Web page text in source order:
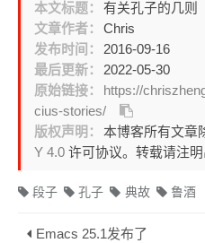
本文标题：
有关孔子的几则
文章作者：
Chris
发布时间：
2016-09-16
最后更新：
2022-05-30
原始链接：
https://
cius-stories/
版权声明：
本博客所有文章
Y 4.0许可协议。转载请注明
段子 孔子 典故 鲁酒
Emacs 25.1发布了